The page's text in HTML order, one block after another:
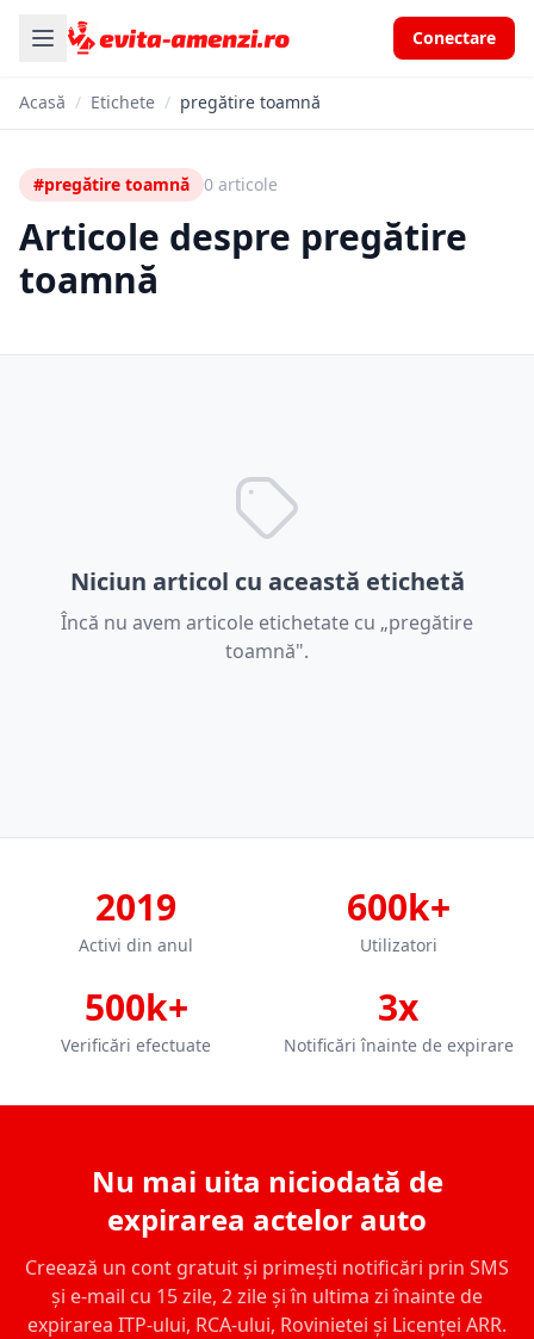
Conectare
Acasă / Etichete / pregătire toamnă
#pregătire toamnă 0 articole
Articole despre pregătire
toamnă
Niciun articol cu această etichetă
Încă nu avem articole etichetate cu „pregătire
toamnă".
2019
Activi din anul
600k+
Utilizatori
500k+
Verificări efectuate
3x
Notificări înainte de expirare
Nu mai uita niciodată de
expirarea actelor auto
Creează un cont gratuit și primești notificări prin SMS
și e-mail cu 15 zile, 2 zile și în ultima zi înainte de
expirarea ITP-ului, RCA-ului, Rovinietei și Licenței ARR.